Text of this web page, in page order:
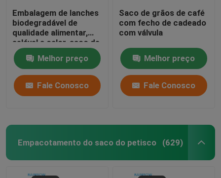
Embalagens de cartão bolha
Garrafas de comprimido plásticas
Embalagem de lanches
biodegradável de
qualidade alimentar,
selável a calor, saco de
folha de alumínio com
zíper para nozes, chá,
café, comida para
animais de estimação
Melhor preço
Fale Conosco
Saco de grãos de café
com fecho de cadeado
com válvula
Melhor preço
Fale Conosco
Empacotamento do saco do petisco (629)